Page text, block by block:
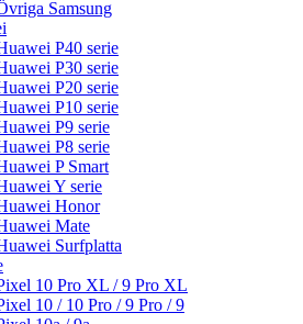
Samsung
P40 serie
P30 serie
P20 serie
P10 serie
P9 serie
P8 serie
P Smart
Y serie
Honor
Mate
Surfplatta
10 Pro XL / 9 Pro XL
10 / 10 Pro / 9 Pro / 9